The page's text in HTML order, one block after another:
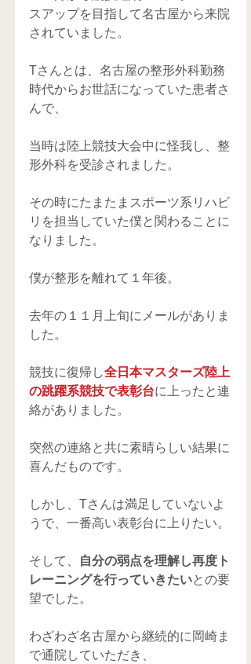
スアップを目指して名古屋から来院
されていました。
Tさんとは、名古屋の整形外科勤務
時代からお世話になっていた患者さ
んで、
当時は陸上競技大会中に怪我し、整
形外科を受診されました。
その時にたまたまスポーツ系リハビ
リを担当していた僕と関わることに
なりました。
僕が整形を離れて１年後。
去年の１１月上旬にメールがありま
した。
競技に復帰し全日本マスターズ陸上
の跳躍系競技で表彰台に上ったと連
絡がありました。
突然の連絡と共に素晴らしい結果に
喜んだものです。
しかし、Tさんは満足していないよ
うで、一番高い表彰台に上りたい。
そして、
自分の弱点を理解し再度ト
レーニングを行っていきたいとの要
望でした。
わざわざ名古屋から継続的に岡崎ま
で通院していただき、